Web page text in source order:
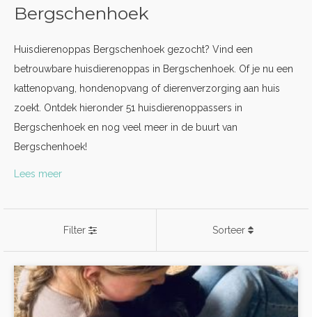
Bergschenhoek
Huisdierenoppas Bergschenhoek gezocht? Vind een
betrouwbare huisdierenoppas in Bergschenhoek. Of je nu een
kattenopvang, hondenopvang of dierenverzorging aan huis
zoekt. Ontdek hieronder 51 huisdierenoppassers in
Bergschenhoek en nog veel meer in de buurt van
Bergschenhoek!
Lees meer
Filter Sorteer